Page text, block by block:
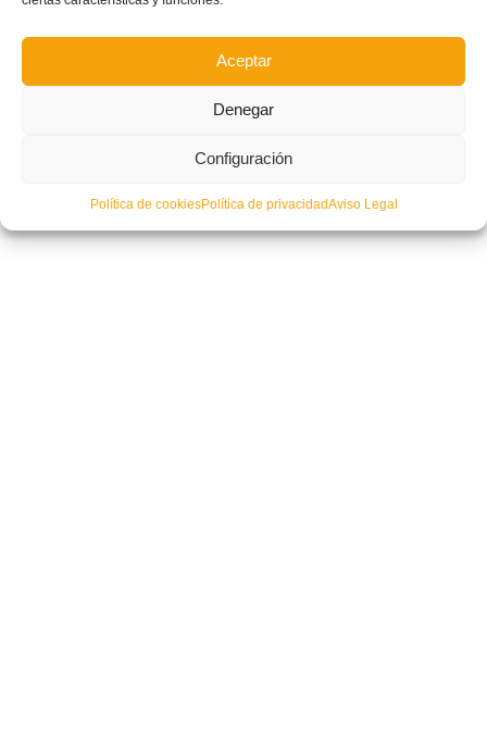
Aceptar
Denegar
Configuración
Política de cookiesPolítica de privacidadAviso Legal